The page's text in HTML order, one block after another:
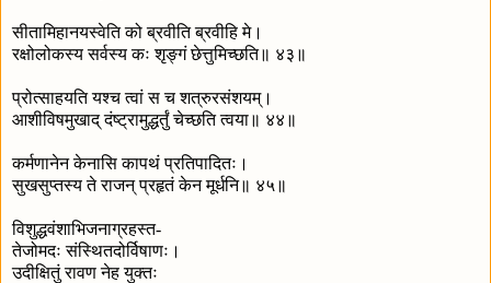
सीतामिहानयस्वेति को ब्रवीति ब्रवीहि मे।
रक्षोलोकस्य सर्वस्य कः शृङ्गं छेत्तुमिच्छति॥ ४३॥
प्रोत्साहयति यश्च त्वां स च शत्रुरसंशयम्।
आशीविषमुखाद् दंष्ट्रामुद्धर्तुं चेच्छति त्वया॥ ४४॥
कर्मणानेन केनासि कापथं प्रतिपादितः।
सुखसुप्तस्य ते राजन् प्रहृतं केन मूर्धनि॥ ४५॥
विशुद्धवंशाभिजनाग्रहस्त-
तेजोमदः संस्थितदोर्विषाणः।
उदीक्षितुं रावण नेह युक्तः